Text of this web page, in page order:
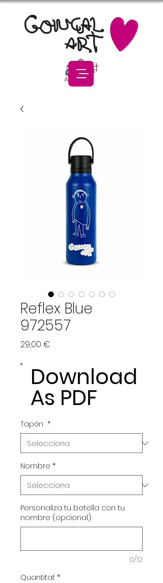
Reflex Blue
972557
29,00 €
Download
As PDF
Tapón *
Nombre *
Personaliza tu botella con tu
nombre (opcional)
0/12
Quantitat *